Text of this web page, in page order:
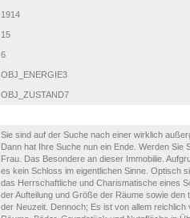
1914
15
6
OBJ_ENERGIE3
OBJ_ZUSTAND7
Sie sind auf der Suche nach einer wirklich
Dann hat Ihre Suche nun ein Ende. Werden Sie
Frau. Das Besondere an dieser Immobilie.
es kein Schloss im eigentlichen Sinne. Optisch
das Herrschaftliche und Charismatische eines
der Aufteilung und Größe der Räume sowie den
der Neuzeit. Dennoch; Es ist von allem reichlich